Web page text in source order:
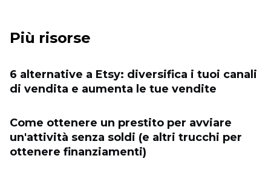
Più risorse
6 alternative a Etsy: diversifica i tuoi canali
di vendita e aumenta le tue vendite
Come ottenere un prestito per avviare
un'attività senza soldi (e altri trucchi per
ottenere finanziamenti)